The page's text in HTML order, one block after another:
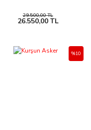
29.500,00 TL
26.550,00 TL
%10